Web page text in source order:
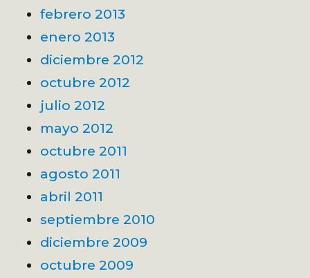
febrero 2013
enero 2013
diciembre 2012
octubre 2012
julio 2012
mayo 2012
octubre 2011
agosto 2011
abril 2011
septiembre 2010
diciembre 2009
octubre 2009